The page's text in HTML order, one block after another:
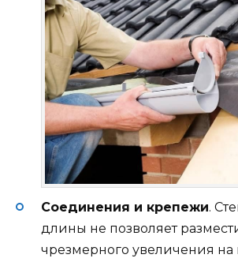
Соединения и крепежи.
длины не позволяет
чрезмерного увеличения на